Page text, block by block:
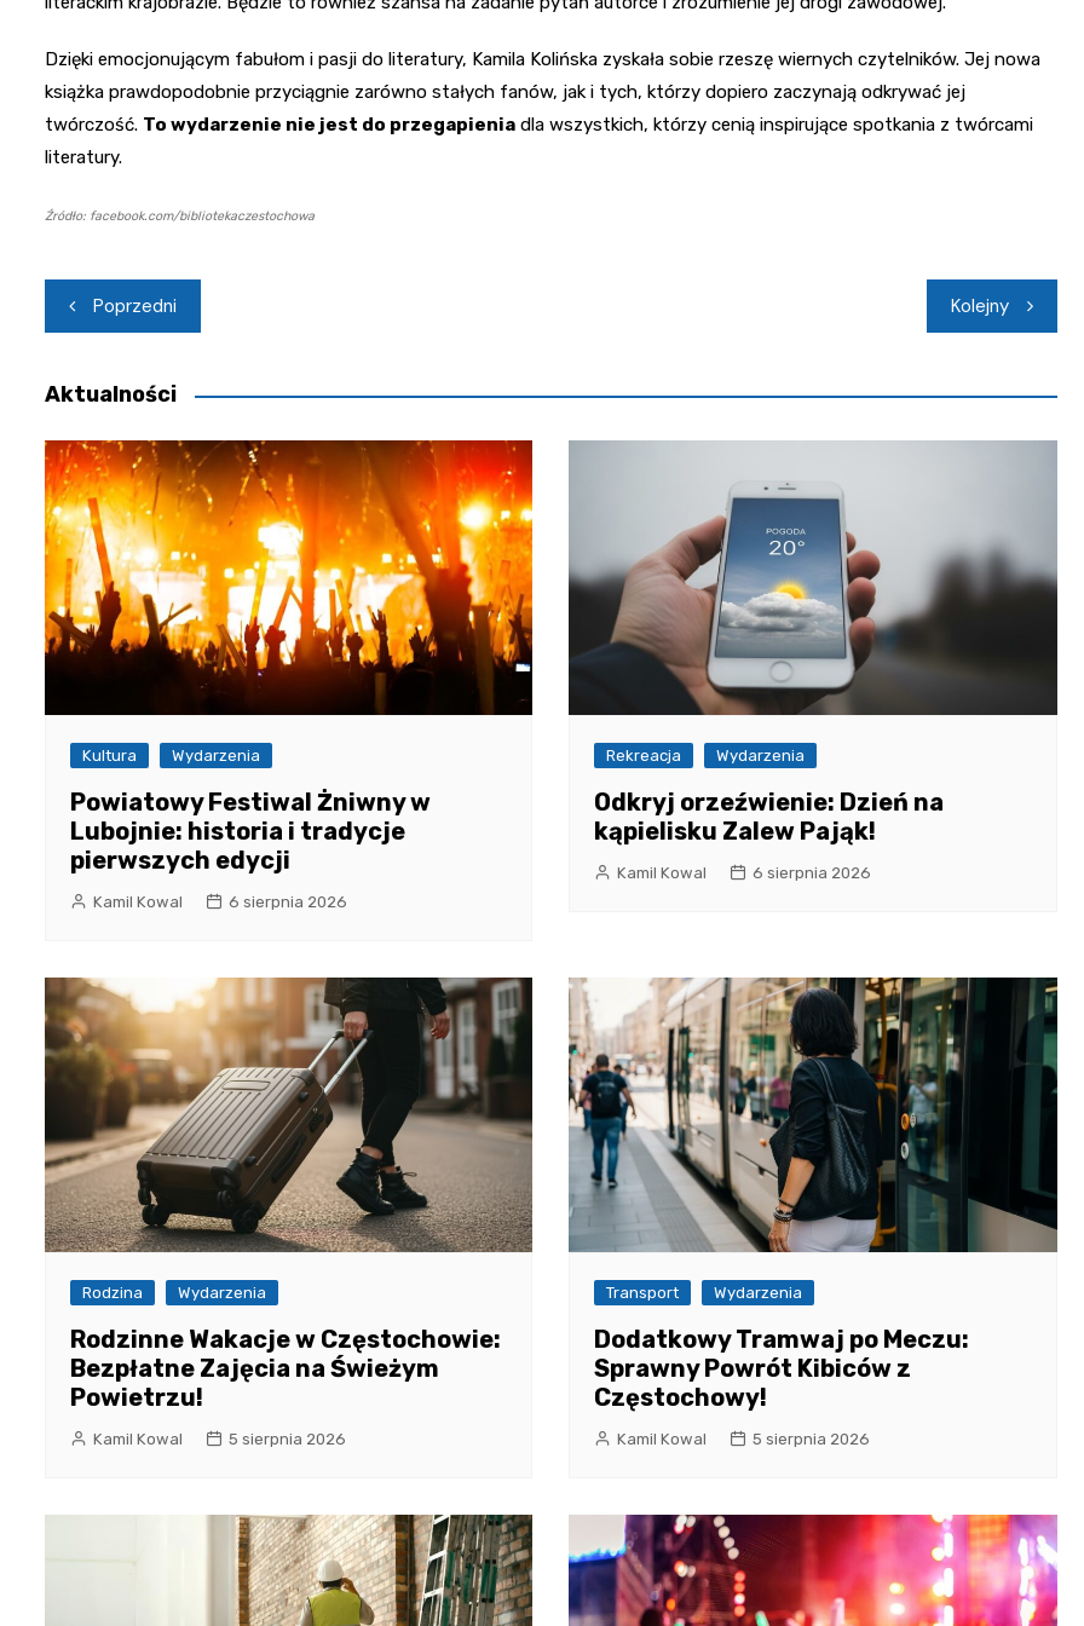
Dzięki emocjonującym fabułom i pasji do literatury, Kamila Kolińska zyskała sobie rzeszę wiernych czytelników. Jej nowa
książka prawdopodobnie przyciągnie zarówno stałych fanów, jak i tych, którzy dopiero zaczynają odkrywać jej
twórczość. To wydarzenie nie jest do przegapienia dla wszystkich, którzy cenią inspirujące spotkania z twórcami
literatury.
Źródło: facebook.com/bibliotekaczestochowa
Nawigacja
wpisu
Poprzedni Kolejny
Aktualności
Kultura Wydarzenia
Powiatowy Festiwal Żniwny w
Lubojnie: historia i tradycje
pierwszych edycji
Kamil Kowal 6 sierpnia 2026
Rekreacja Wydarzenia
Odkryj orzeźwienie: Dzień na
kąpielisku Zalew Pająk!
Kamil Kowal 6 sierpnia 2026
Rodzina Wydarzenia
Rodzinne Wakacje w Częstochowie:
Bezpłatne Zajęcia na Świeżym
Powietrzu!
Kamil Kowal 5 sierpnia 2026
Transport Wydarzenia
Dodatkowy Tramwaj po Meczu:
Sprawny Powrót Kibiców z
Częstochowy!
Kamil Kowal 5 sierpnia 2026